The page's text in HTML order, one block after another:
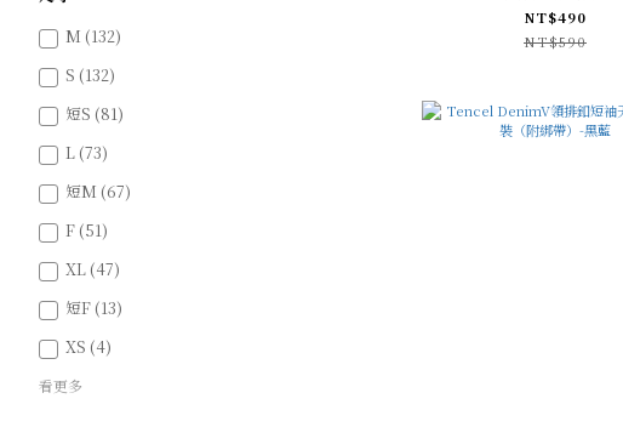
M (132)
S (132)
短S (81)
L (73)
短M (67)
F (51)
XL (47)
短F (13)
XS (4)
看更多
NT$490
NT$590